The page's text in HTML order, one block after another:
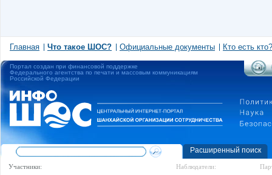
Главная Что такое ШОС? Официальные документы Кто есть кто?
Портал создан при финансовой поддержке
Федерального агентства по печати и массовым коммуникациям
Российской Федерации
Расширенный поиск
Участники: Наблюдатели: